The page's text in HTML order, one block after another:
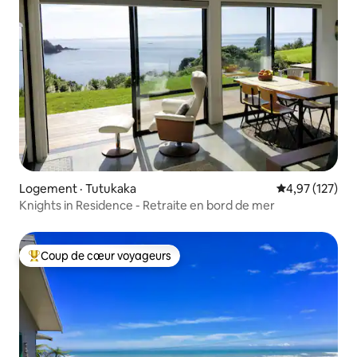
Logement · Tutukaka Note
4,97 (127)
Knights in Residence - Retraite en bord de mer
Coup de cœur voyageurs parmi les plus aimés
Coup de cœur voyageurs